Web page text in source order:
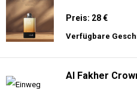
Preis: 28 €
Verfügbare
Al Fakher